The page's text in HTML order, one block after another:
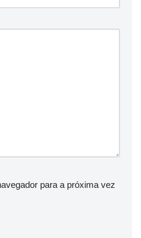
para a próxima vez